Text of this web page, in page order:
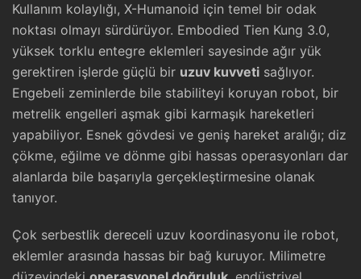
Kullanım kolaylığı, X-Humanoid için temel bir odak
noktası olmayı sürdürüyor. Embodied Tien Kung 3.0,
yüksek torklu entegre eklemleri sayesinde ağır yük
gerektiren işlerde güçlü bir uzuv kuvveti sağlıyor.
Engebeli zeminlerde bile stabiliteyi koruyan robot, bir
metrelik engelleri aşmak gibi karmaşık hareketleri
yapabiliyor. Esnek gövdesi ve geniş hareket aralığı; diz
çökme, eğilme ve dönme gibi hassas operasyonları dar
alanlarda bile başarıyla gerçekleştirmesine olanak
tanıyor.
Çok serbestlik dereceli uzuv koordinasyonu ile robot,
eklemler arasında hassas bir bağ kuruyor. Milimetre